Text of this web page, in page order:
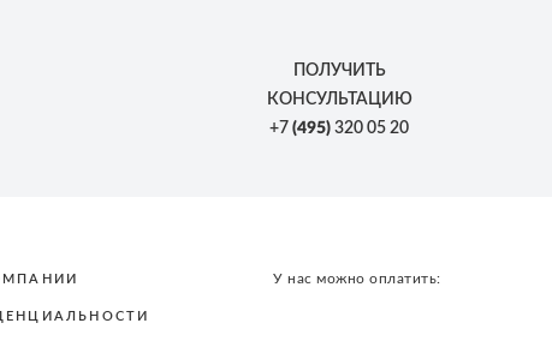
ПОЛУЧИТЬ
КОНСУЛЬТАЦИЮ
+7 (495) 320 05 20
У нас можно оплатить: